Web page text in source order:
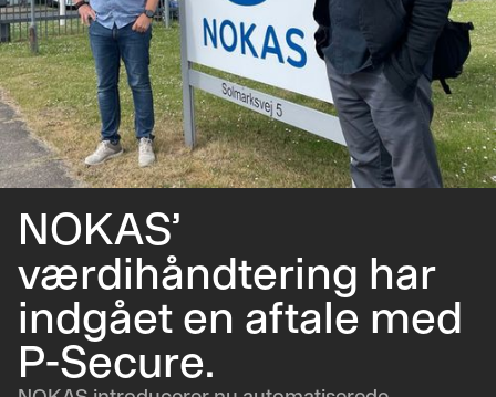
NOKAS’
værdihåndtering har
indgået en aftale med
P-Secure.